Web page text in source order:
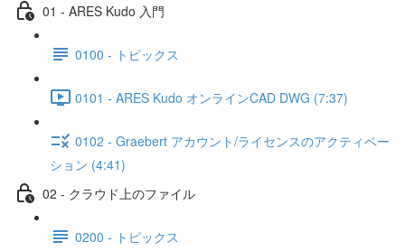
01 - ARES Kudo 入門
0100 - トピックス
0101 - ARES Kudo オンラインCAD DWG (7:37)
0102 - Graebert アカウント/ライセンスのアクティベー
ション (4:41)
02 - クラウド上のファイル
0200 - トピックス